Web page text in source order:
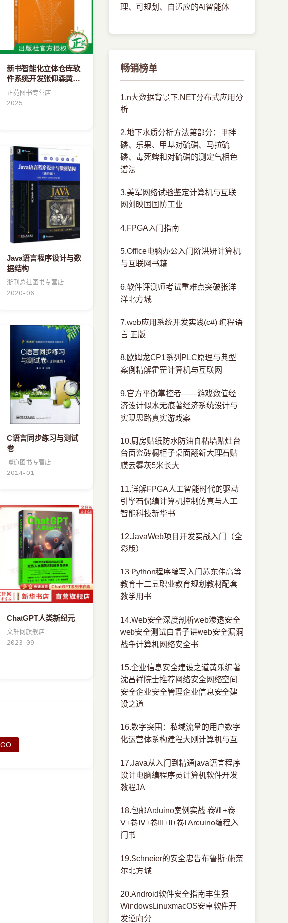
新书智能化立体仓库软
件系统开发张仰森黄改
娟自动化技术应用仓库
管理智能
正苑图书专营店
2025
Java语言程序设计与数
据结构
浙刊总社图书专营店
2020-06
C语言同步练习与测试
卷
博道图书专营店
2014-01
ChatGPT人类新纪元
文轩网旗舰店
2023-09
GO
理、可规划、自适应的AI智能体
畅销榜单
1.n大数据背景下.NET分布式应用分
析
2.地下水质分析方法第部分：甲拌
磷、乐果、甲基对硫磷、马拉硫
磷、毒死蜱和对硫磷的测定气相色
谱法
3.美军网络试验鉴定计算机与互联
网刘映国国防工业
4.FPGA入门指南
5.Office电脑办公入门阶洪妍计算机
与互联网书籍
6.软件评测师考试重难点突破张洋
洋北方城
7.web应用系统开发实践(c#) 编程语
言 正版
8.欧姆龙CP1系列PLC原理与典型
案例精解霍罡计算机与互联网
9.官方平衡掌控者——游戏数值经
济设计似水无痕著经济系统设计与
实现思路真实游戏案
10.厨房贴纸防水防油自粘墙贴灶台
台面瓷砖橱柜子桌面翻新大理石贴
膜云雾灰5米长大
11.详解FPGA人工智能时代的驱动
引擎石侃编计算机控制仿真与人工
智能科技新华书
12.JavaWeb项目开发实战入门（全
彩版）
13.Python程序编写入门苏东伟高等
教育十二五职业教育规划教材配套
教学用书
14.Web安全深度剖析web渗透安全
web安全测试白帽子讲web安全漏洞
战争计算机网络安全书
15.企业信息安全建设之道黄乐编著
沈昌祥院士推荐网络安全网络空间
安全企业安全管理企业信息安全建
设之道
16.数字突围：私域流量的用户数字
化运营体系构建程大刚计算机与互
17.Java从入门到精通java语言程序
设计电脑编程序员计算机软件开发
教程JA
18.包邮Arduino案例实战 卷Ⅷ+卷
V+卷Ⅳ+卷III+II+卷I Arduino编程入
门书
19.Schneier的安全忠告布鲁斯·施奈
尔北方城
20.Android软件安全指南丰生强
WindowsLinuxmacOS安卓软件开
发逆向分